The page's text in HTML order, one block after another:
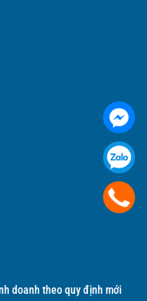
doanh theo quy định mới